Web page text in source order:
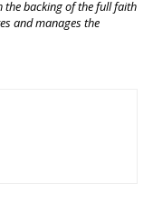
the backing of the full faith
and manages the